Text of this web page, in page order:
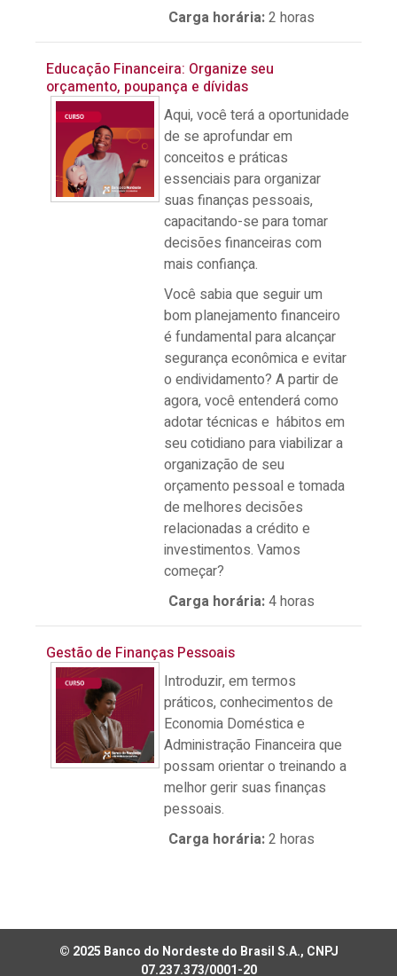
Carga horária:2 horas
Educação Financeira: Organize seu
orçamento, poupança e dívidas
Aqui, você terá a oportunidade
de se aprofundar em
conceitos e práticas
essenciais para organizar
suas finanças pessoais,
capacitando-se para tomar
decisões financeiras com
mais confiança.
Você sabia que seguir um
bom planejamento financeiro
é fundamental para alcançar
segurança econômica e evitar
o endividamento? A partir de
agora, você entenderá como
adotar técnicas e hábitos em
seu cotidiano para viabilizar a
organização de seu
orçamento pessoal e tomada
de melhores decisões
relacionadas a crédito e
investimentos. Vamos
começar?
Carga horária:4 horas
Gestão de Finanças Pessoais
Introduzir, em termos
práticos, conhecimentos de
Economia Doméstica e
Administração Financeira que
possam orientar o treinando a
melhor gerir suas finanças
pessoais.
Carga horária:2 horas
© 2025 Banco do Nordeste do Brasil S.A., CNPJ
07.237.373/0001-20